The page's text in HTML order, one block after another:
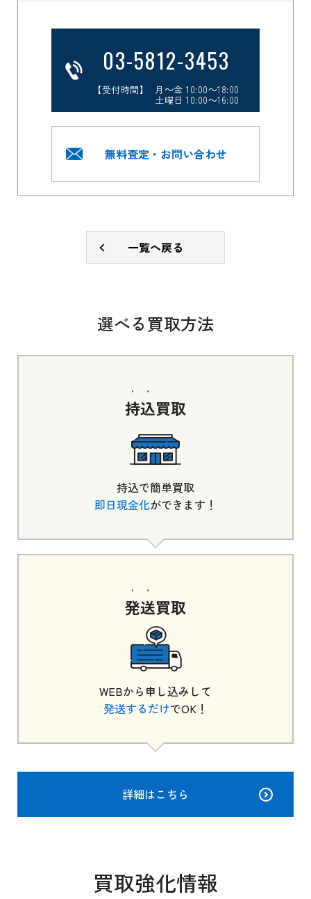
03-5812-3453
【受付時間】 月～金 10:00～18:00
土曜日 10:00～16:00
無料査定・お問い合わせ
一覧へ戻る
選べる買取方法
持込買取
持込で簡単買取
即日現金化ができます！
発送買取
WEBから申し込みして
発送するだけでOK！
詳細はこちら
買取強化情報